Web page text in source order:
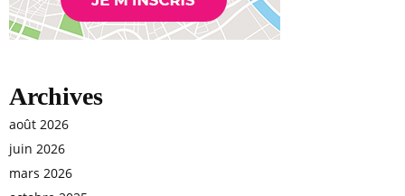
Archives
août 2026
juin 2026
mars 2026